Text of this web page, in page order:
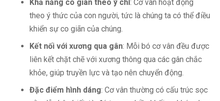
Khả năng co giãn theo ý chí: Cơ vân hoạt động
theo ý thức của con người, tức là chúng ta có thể điều
khiển sự co giãn của chúng.
Kết nối với xương qua gân: Mỗi bó cơ vân đều được
liên kết chặt chẽ với xương thông qua các gân chắc
khỏe, giúp truyền lực và tạo nên chuyển động.
Đặc điểm hình dáng: Cơ vân thường có cấu trúc sọc